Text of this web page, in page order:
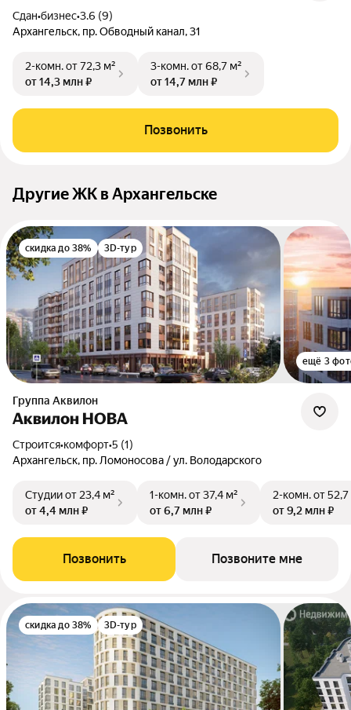
Сдан•бизнес•3.6 (9)
Архангельск, пр. Обводный канал, 31
2-комн.от 72,3 м²
от 14,3 млн ₽
3-комн.от 68,7 м²
от 14,7 млн ₽
Позвонить
Другие ЖК в Архангельске
скидка до 38% 3D-тур
ещё 3
Группа Аквилон
Аквилон НОВА
Строится•комфорт•5 (1)
Архангельск, пр. Ломоносова / ул. Володарского
Студииот 23,4 м²
от 4,4 млн ₽
1-комн.от 37,4 м²
от 6,7 млн ₽
2-комн.от 52,7
от 9,2 млн ₽
Позвонить Позвоните мне
скидка до 38% 3D-тур